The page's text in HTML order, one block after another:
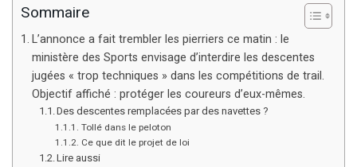
Sommaire
L’annonce a fait trembler les pierriers ce matin : le
ministère des Sports envisage d’interdire les descentes
jugées « trop techniques » dans les compétitions de trail.
Objectif affiché : protéger les coureurs d’eux-mêmes.
Des descentes remplacées par des navettes ?
Tollé dans le peloton
Ce que dit le projet de loi
Lire aussi